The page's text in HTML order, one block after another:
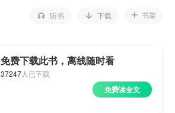
听书 下载 书架
免费下载此书，离线随时看
37247人已下载
免费读全文